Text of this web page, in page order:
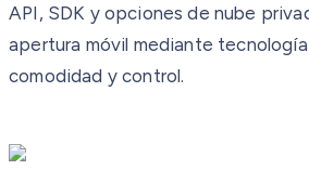
API, SDK y opciones de nube
apertura móvil mediante
comodidad y control.